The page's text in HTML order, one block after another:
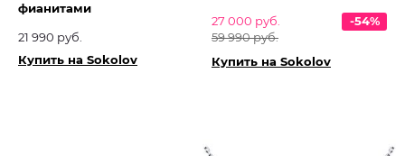
фианитами
21 990 руб.
Купить на Sokolov
27 000 руб.
59 990 руб.
-54%
Купить на Sokolov